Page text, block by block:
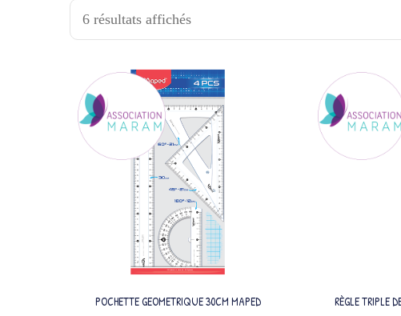
6 résultats affichés
POCHETTE GEOMETRIQUE 30CM MAPED RÈGLE TRIPLE